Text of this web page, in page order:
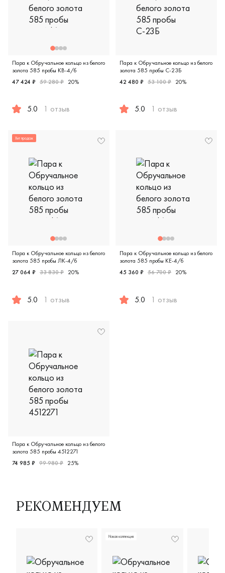
Пара к Обручальное кольцо из белого
золота 585 пробы КВ-4/б
47 424 ₽ 59 280 ₽ 20%
5.0 1 отзыв
Пара к Обручальное кольцо из белого
золота 585 пробы С-23Б
42 480 ₽ 53 100 ₽ 20%
5.0 1 отзыв
Хит продаж
Пара к Обручальное кольцо из белого
золота 585 пробы ЛК-4/б
27 064 ₽ 33 830 ₽ 20%
5.0 1 отзыв
Пара к Обручальное кольцо из белого
золота 585 пробы КЕ-4/б
45 360 ₽ 56 700 ₽ 20%
5.0 1 отзыв
Пара к Обручальное кольцо из белого
золота 585 пробы 4512271
74 985 ₽ 99 980 ₽ 25%
РЕКОМЕНДУЕМ
Новая коллекция